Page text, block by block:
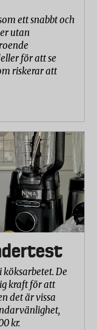
ett snabbt och
utan
för att se
riskerar att
De
kraft för att
det är vissa
kr.